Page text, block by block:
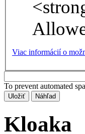
Viac informácií o
To prevent automated
Kloaka